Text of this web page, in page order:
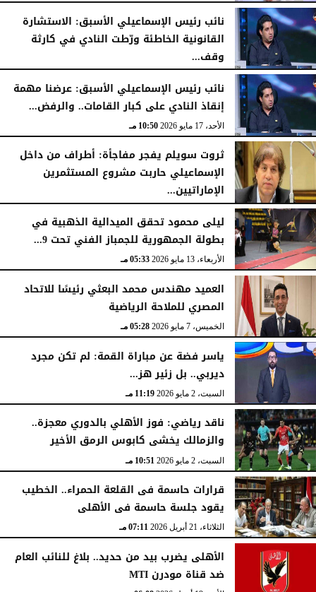
الأحد، 17 مايو 2026 10:54 مـ
نائب رئيس الإسماعيلي الأسبق: الاستشارة
القانونية الخاطئة ورّطت النادي في كارثة
وقف...
الأحد، 17 مايو 2026 10:52 مـ
نائب رئيس الإسماعيلي الأسبق: عرضنا مهمة
إنقاذ النادي على كبار القامات.. والرفض...
الأحد، 17 مايو 2026 10:50 مـ
ثروت سويلم يفجر مفاجأة: أطراف من داخل
الإسماعيلي حاربت مشروع المستثمرين
الإماراتيين...
الأحد، 17 مايو 2026 10:47 مـ
ليلى محمود تحقق الميدالية الذهبية في
بطولة الجمهورية للجمباز الفني تحت 9...
الأربعاء، 13 مايو 2026 05:33 مـ
العميد مهندس محمد البعثي رئيسًا للاتحاد
المصري للملاحة الرياضية
الخميس، 7 مايو 2026 05:28 مـ
ياسر فضة عن مباراة القمة: لم تكن مجرد
ديربي.. بل زئير هز...
السبت، 2 مايو 2026 11:19 مـ
ناقد رياضي: فوز الأهلي بالدوري معجزة..
والزمالك يخشى كابوس الرمق الأخير
السبت، 2 مايو 2026 10:51 مـ
قرارات حاسمة فى القلعة الحمراء.. الخطيب
يقود جلسة حاسمة فى الأهلى
الثلاثاء، 21 أبريل 2026 07:11 مـ
الأهلى يضرب بيد من حديد.. بلاغ للنائب العام
ضد قناة مودرن MTI